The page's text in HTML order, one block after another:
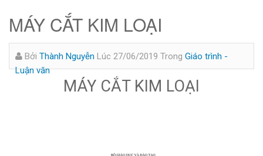
MÁY CẮT KIM LOẠI
Bởi Thành Nguyễn Lúc 27/06/2019 Trong Giáo trình -
Luận văn
MÁY CẮT KIM LOẠI